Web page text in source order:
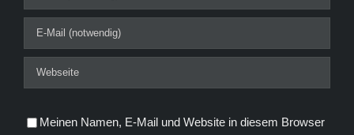
Meinen Namen, E-Mail und Website in diesem Browser